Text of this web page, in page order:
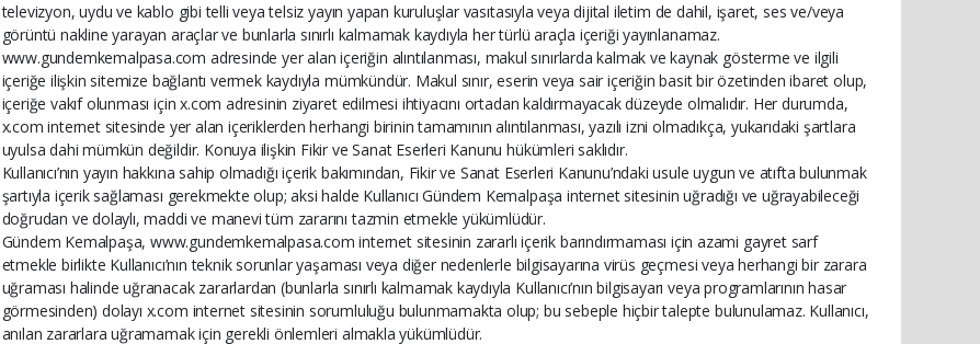
televizyon, uydu ve kablo gibi telli veya telsiz yayın yapan kuruluşlar vasıtasıyla veya dijital iletim de dahil, işaret, ses ve/veya
görüntü nakline yarayan araçlar ve bunlarla sınırlı kalmamak kaydıyla her türlü araçla içeriği yayınlanamaz.
www.gundemkemalpasa.com adresinde yer alan içeriğin alıntılanması, makul sınırlarda kalmak ve kaynak gösterme ve ilgili
içeriğe ilişkin sitemize bağlantı vermek kaydıyla mümkündür. Makul sınır, eserin veya sair içeriğin basit bir özetinden ibaret olup,
içeriğe vakıf olunması için x.com adresinin ziyaret edilmesi ihtiyacını ortadan kaldırmayacak düzeyde olmalıdır. Her durumda,
x.com internet sitesinde yer alan içeriklerden herhangi birinin tamamının alıntılanması, yazılı izni olmadıkça, yukarıdaki şartlara
uyulsa dahi mümkün değildir. Konuya ilişkin Fikir ve Sanat Eserleri Kanunu hükümleri saklıdır.
Kullanıcı’nın yayın hakkına sahip olmadığı içerik bakımından, Fikir ve Sanat Eserleri Kanunu’ndaki usule uygun ve atıfta bulunmak
şartıyla içerik sağlaması gerekmekte olup; aksi halde Kullanıcı Gündem Kemalpaşa internet sitesinin uğradığı ve uğrayabileceği
doğrudan ve dolaylı, maddi ve manevi tüm zararını tazmin etmekle yükümlüdür.
Gündem Kemalpaşa, www.gundemkemalpasa.com internet sitesinin zararlı içerik barındırmaması için azami gayret sarf
etmekle birlikte Kullanıcı’nın teknik sorunlar yaşaması veya diğer nedenlerle bilgisayarına virüs geçmesi veya herhangi bir zarara
uğraması halinde uğranacak zararlardan (bunlarla sınırlı kalmamak kaydıyla Kullanıcı’nın bilgisayarı veya programlarının hasar
görmesinden) dolayı x.com internet sitesinin sorumluluğu bulunmamakta olup; bu sebeple hiçbir talepte bulunulamaz. Kullanıcı,
anılan zararlara uğramamak için gerekli önlemleri almakla yükümlüdür.